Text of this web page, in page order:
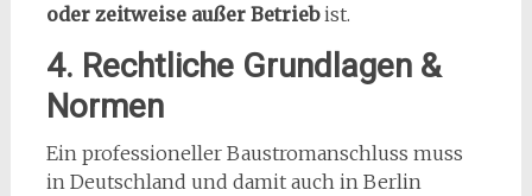
oder zeitweise außer Betriebist.
4. Rechtliche Grundlagen &
Normen
Ein professioneller Baustromanschluss muss
in Deutschland und damit auch in Berlin